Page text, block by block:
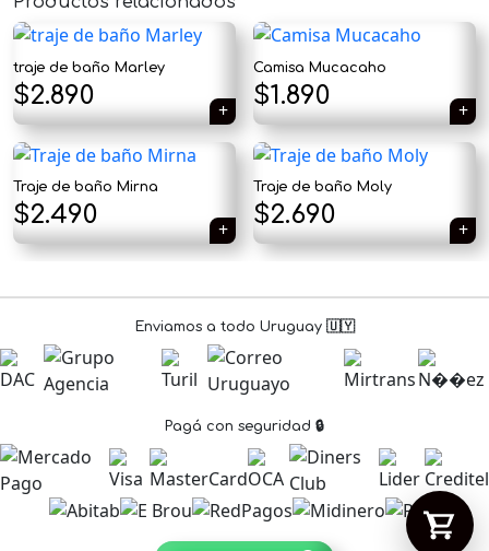
traje de baño Marley
$2.890
Camisa Mucacaho
$1.890
Traje de baño Mirna
$2.490
Traje de baño Moly
$2.690
Enviamos a todo Uruguay 🇺🇾
Pagá con seguridad 🔒
Tu carrito está vacío.
Agregá un producto y aparecerá acá
automáticamente.